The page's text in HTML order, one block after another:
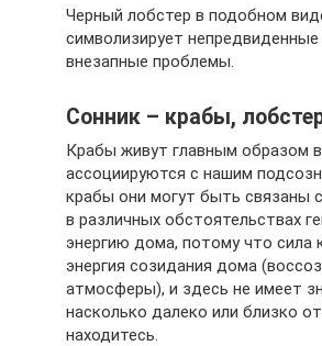
Черный лобстер в подобном
символизирует
внезапные проблемы.
Сонник – крабы,
Крабы живут главным образом
ассоциируются с нашим
крабы они могут быть связаны
в различных обстоятельствах
энергию дома, потому что сила
энергия созидания дома
атмосферы), и здесь не имеет
насколько далеко или близко
находитесь.